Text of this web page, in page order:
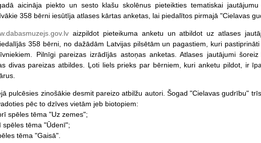
aicināja piekto un sesto klašu skolēnus pieteikties tematiskai
358 bērni iesūtīja atlases kārtas anketas, lai piedalītos pirmajā "Cielavas
aizpildot pieteikuma anketu un atbildot uz atlases
358 bērni, no dažādām Latvijas pilsētām un pagastiem, kuri
Pilnīgi pareizas izrādījās astoņas anketas. Atlases jautājumi
divas pareizas atbildes. Ļoti liels prieks par bērniem, kuri anketu pildot, ir
pulcēsies zinošākie desmit pareizo atbilžu autori. Šogad "Cielavas gudrību"
pēc to dzīves vietām jeb biotopiem:
spēlestēma "Uz zemes";
spēlestēma "Ūdenī";
tēma "Gaisā".